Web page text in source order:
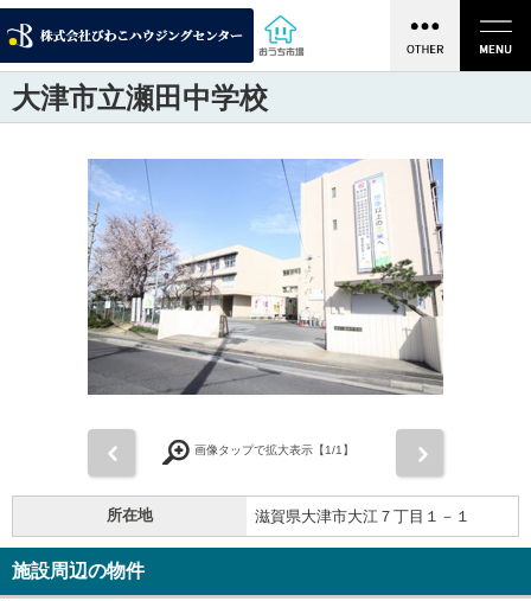
大津市立瀬田中学校
画像タップで拡大表示【1/1】
所在地 滋賀県大津市大江７丁目１－１
施設周辺の物件